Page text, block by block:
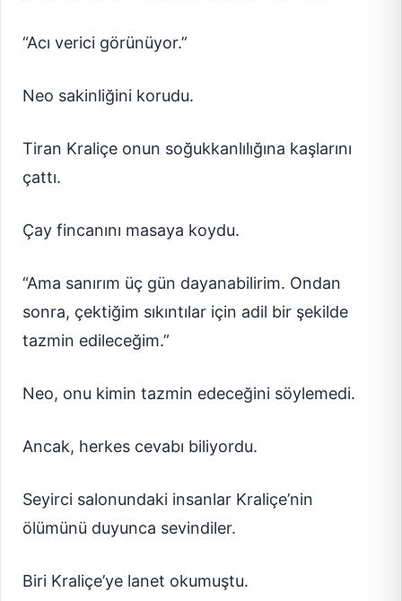
“Acı verici görünüyor.”
Neo sakinliğini korudu.
Tiran Kraliçe onun soğukkanlılığına kaşlarını
çattı.
Çay fincanını masaya koydu.
“Ama sanırım üç gün dayanabilirim. Ondan
sonra, çektiğim sıkıntılar için adil bir şekilde
tazmin edileceğim.”
Neo, onu kimin tazmin edeceğini söylemedi.
Ancak, herkes cevabı biliyordu.
Seyirci salonundaki insanlar Kraliçe’nin
ölümünü duyunca sevindiler.
Biri Kraliçe’ye lanet okumuştu.